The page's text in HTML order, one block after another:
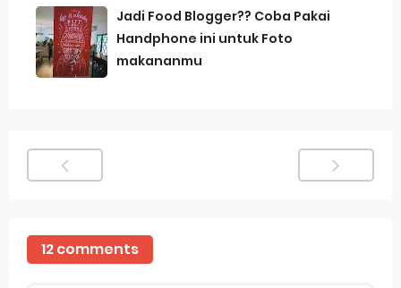
Jadi Food Blogger?? Coba Pakai
Handphone ini untuk Foto
makananmu
12 comments